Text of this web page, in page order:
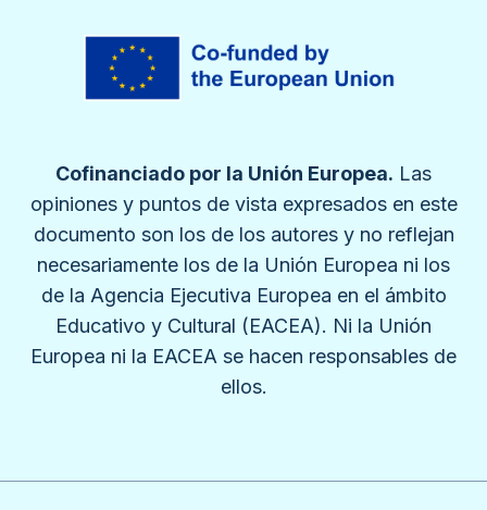
Cofinanciado por la Unión Europea. Las
opiniones y puntos de vista expresados en este
documento son los de los autores y no reflejan
necesariamente los de la Unión Europea ni los
de la Agencia Ejecutiva Europea en el ámbito
Educativo y Cultural (EACEA). Ni la Unión
Europea ni la EACEA se hacen responsables de
ellos.